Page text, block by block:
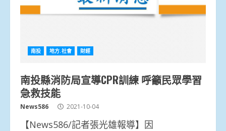
南投 地方.社會 財經
南投縣消防局宣導CPR訓練 呼籲民眾學習
急救技能
News586 2021-10-04
【News586/記者張光雄報導】因